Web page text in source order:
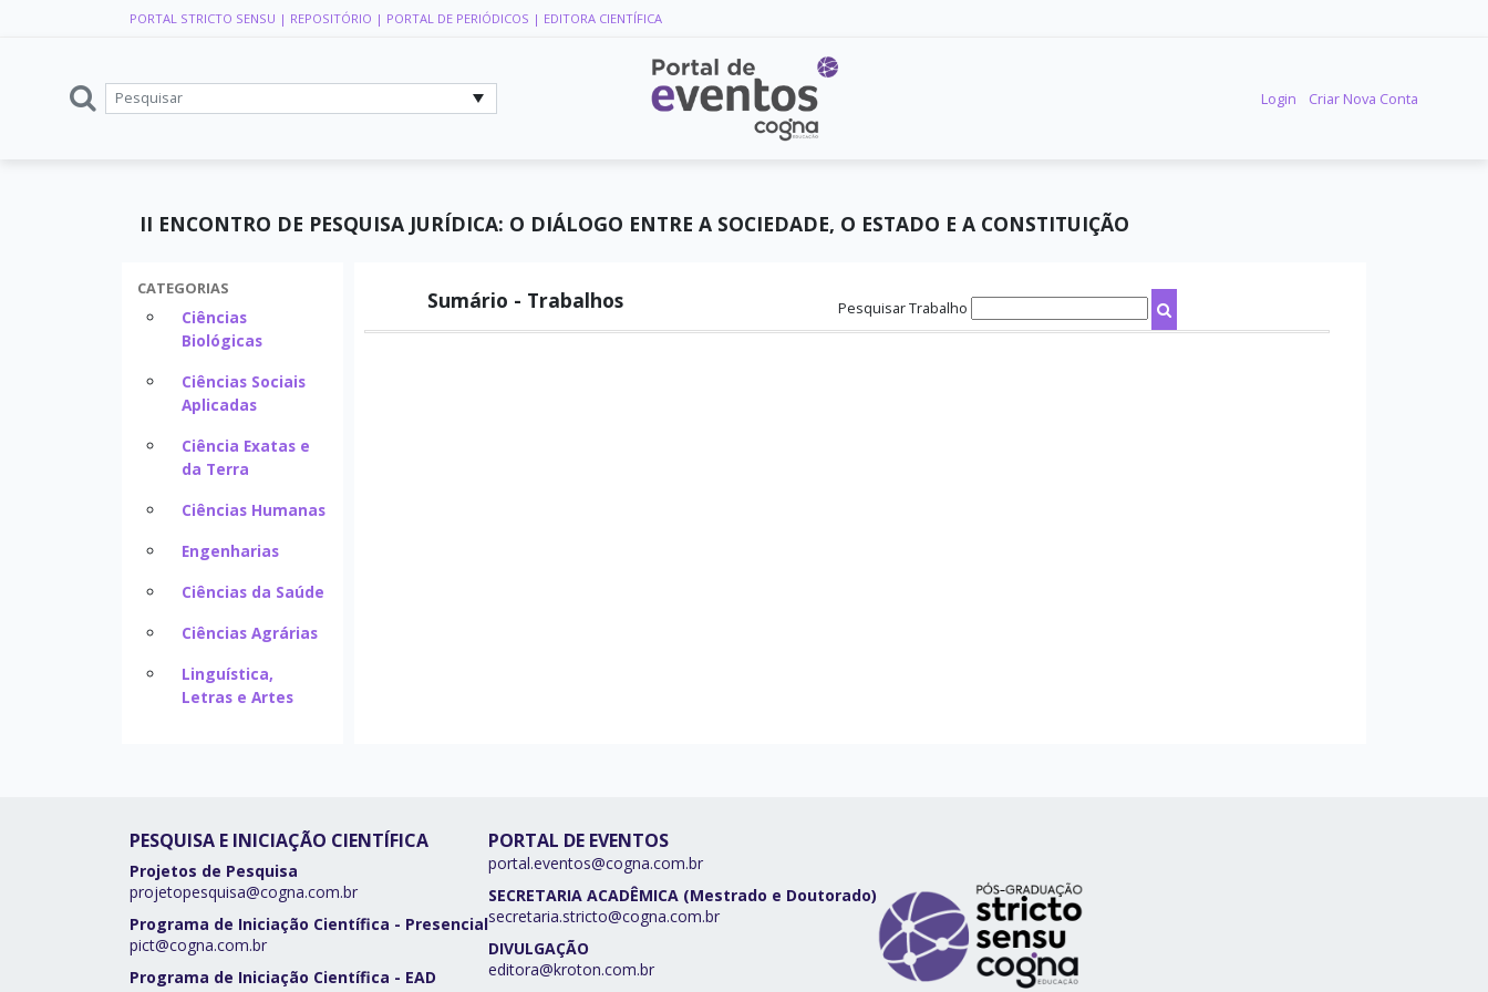
PORTAL STRICTO SENSU | REPOSITÓRIO | PORTAL DE PERIÓDICOS | EDITORA CIENTÍFICA
Login Criar Nova Conta
II ENCONTRO DE PESQUISA JURÍDICA: O DIÁLOGO ENTRE A SOCIEDADE, O ESTADO E A CONSTITUIÇÃO
CATEGORIAS
Ciências
Biológicas
Ciências Sociais
Aplicadas
Ciência Exatas e
da Terra
Ciências Humanas
Engenharias
Ciências da Saúde
Ciências Agrárias
Linguística,
Letras e Artes
Sumário - Trabalhos Pesquisar Trabalho
PESQUISA E INICIAÇÃO CIENTÍFICA
Projetos de Pesquisa
projetopesquisa@cogna.com.br
Programa de Iniciação Científica - Presencial
pict@cogna.com.br
Programa de Iniciação Científica - EAD
PORTAL DE EVENTOS
portal.eventos@cogna.com.br
SECRETARIA ACADÊMICA (Mestrado e Doutorado)
secretaria.stricto@cogna.com.br
DIVULGAÇÃO
editora@kroton.com.br